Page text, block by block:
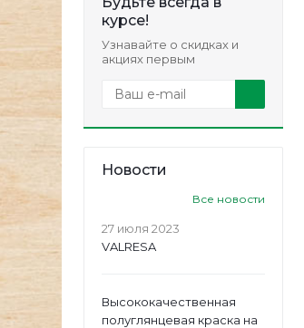
курсе!
Узнавайте о скидках и
акциях первым
Новости
Все новости
27 июля 2023
VALRESA
Высококачественная
полуглянцевая краска на